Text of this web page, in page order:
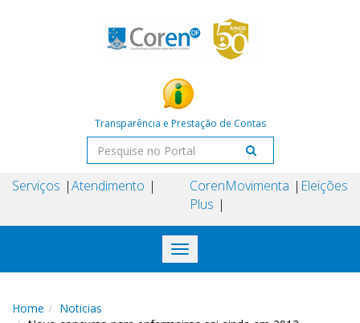
Transparência e Prestação de Contas
Serviços Atendimento
Coren
Plus
Movimenta Eleições
Toggle
navigation
Home
Noticias